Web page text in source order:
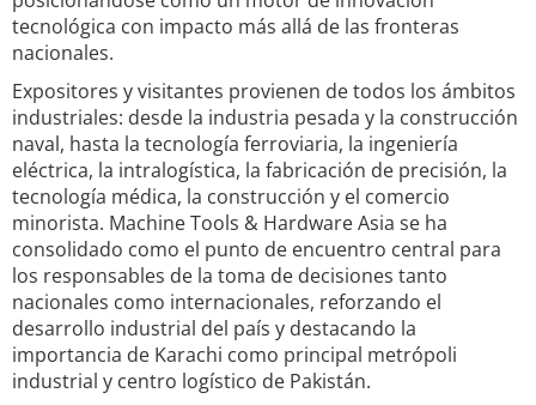
tecnológica con impacto más allá de las fronteras
nacionales.
Expositores y visitantes provienen de todos los ámbitos
industriales: desde la industria pesada y la construcción
naval, hasta la tecnología ferroviaria, la ingeniería
eléctrica, la intralogística, la fabricación de precisión, la
tecnología médica, la construcción y el comercio
minorista. Machine Tools & Hardware Asia se ha
consolidado como el punto de encuentro central para
los responsables de la toma de decisiones tanto
nacionales como internacionales, reforzando el
desarrollo industrial del país y destacando la
importancia de Karachi como principal metrópoli
industrial y centro logístico de Pakistán.